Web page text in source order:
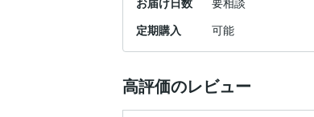
定期購入
可能
高評価のレビュー